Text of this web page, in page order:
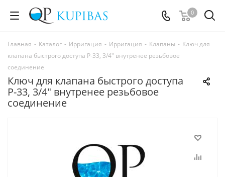
0
Главная - Каталог - Ирригация - Ирригация - Клапаны - Ключ для
клапана быстрого доступа Р-33, 3/4" внутренее резьбовое
соединение
Ключ для клапана быстрого доступа
Р-33, 3/4" внутренее резьбовое
соединение